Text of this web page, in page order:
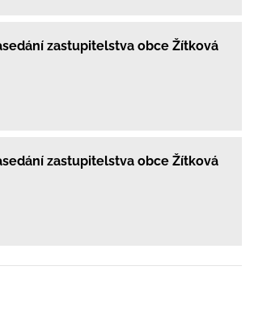
zastupitelstva obce Žítková
zastupitelstva obce Žítková